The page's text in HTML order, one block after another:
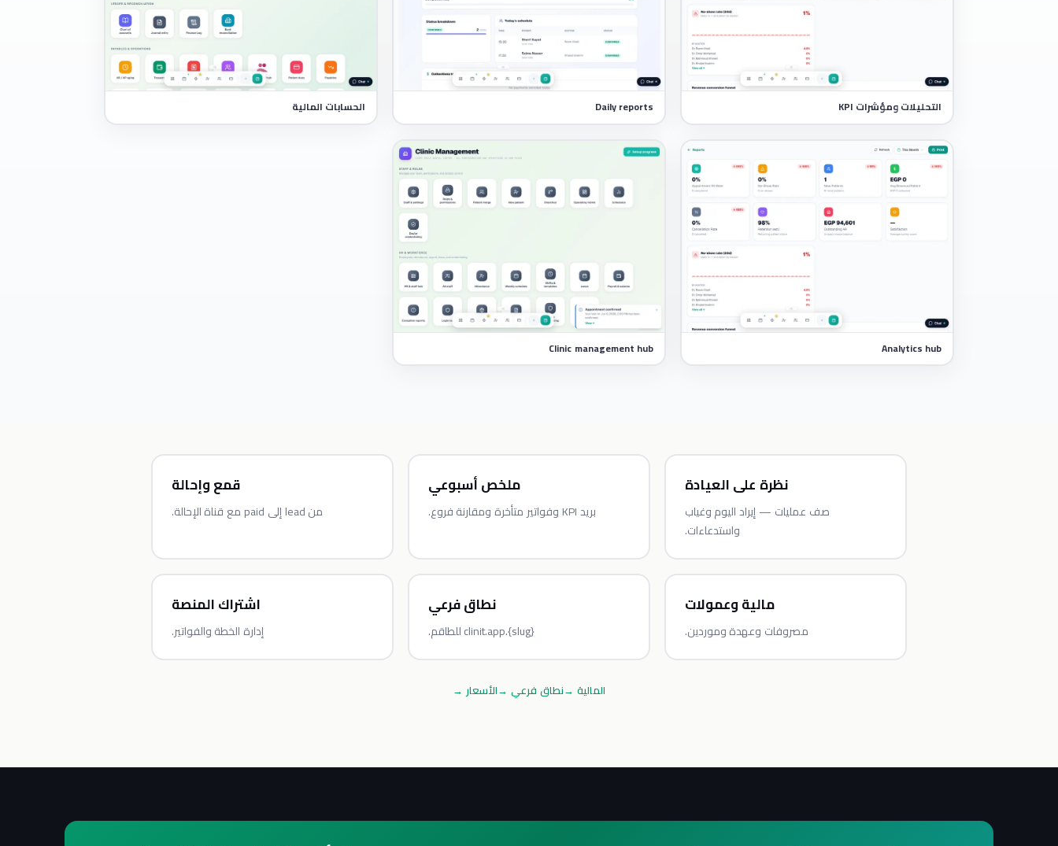
التحليلات ومؤشرات KPI Daily reports الحسابات المالية
Analytics hub
Clinic management hub
نظرة على العيادة
صف عمليات — إيراد اليوم وغياب
واستدعاءات.
ملخص أسبوعي
بريد KPI وفواتير متأخرة ومقارنة فروع.
قمع وإحالة
من lead إلى paid مع قناة الإحالة.
مالية وعمولات
مصروفات وعهدة وموردين.
نطاق فرعي
{slug}.clinit.app للطاقم.
اشتراك المنصة
إدارة الخطة والفواتير.
المالية →نطاق فرعي →الأسعار →